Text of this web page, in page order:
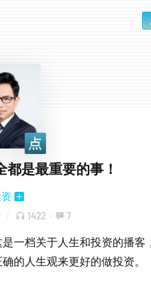
都是最重要的事！
1422 · 7
一档关于人生和投资的播客
的人生观来更好的做投资。